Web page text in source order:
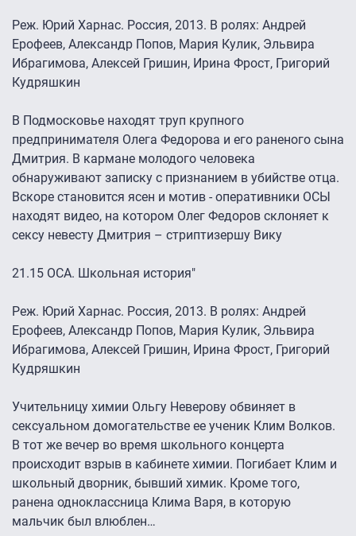
Реж. Юрий Харнас. Россия, 2013. В ролях: Андрей
Ерофеев, Александр Попов, Мария Кулик, Эльвира
Ибрагимова, Алексей Гришин, Ирина Фрост, Григорий
Кудряшкин
В Подмосковье находят труп крупного
предпринимателя Олега Федорова и его раненого сына
Дмитрия. В кармане молодого человека
обнаруживают записку с признанием в убийстве отца.
Вскоре становится ясен и мотив - оперативники ОСЫ
находят видео, на котором Олег Федоров склоняет к
сексу невесту Дмитрия – стриптизершу Вику
21.15 ОСА. Школьная история"
Реж. Юрий Харнас. Россия, 2013. В ролях: Андрей
Ерофеев, Александр Попов, Мария Кулик, Эльвира
Ибрагимова, Алексей Гришин, Ирина Фрост, Григорий
Кудряшкин
Учительницу химии Ольгу Неверову обвиняет в
сексуальном домогательстве ее ученик Клим Волков.
В тот же вечер во время школьного концерта
происходит взрыв в кабинете химии. Погибает Клим и
школьный дворник, бывший химик. Кроме того,
ранена одноклассница Клима Варя, в которую
мальчик был влюблен…